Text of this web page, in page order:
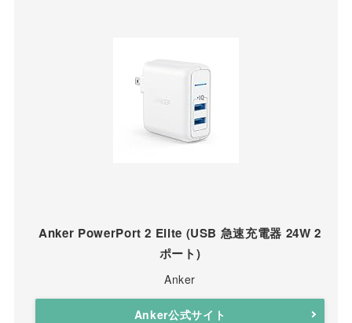
Anker PowerPort 2 Elite (USB 急速充電器 24W 2
ポート)
Anker
Anker公式サイト